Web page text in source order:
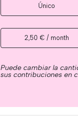
Único
2,50 € / month
Puede cambiar la
sus contribuciones en